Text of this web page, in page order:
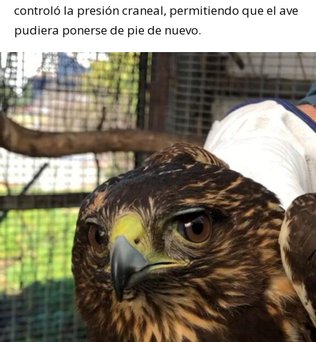
controló la presión craneal, permitiendo que el ave
pudiera ponerse de pie de nuevo.